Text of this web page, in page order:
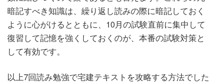
暗記すべき知識は、繰り返し読みの際に暗記しておく
ように心がけるとともに、10月の試験直前に集中して
復習して記憶を強くしておくのが、本番の試験対策と
して有効です。
以上7回読み勉強で宅建テキストを攻略する方法でした